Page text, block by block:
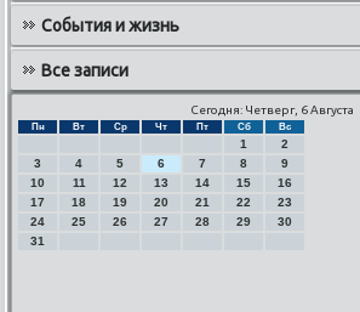
События и жизнь
Все записи
Сегодня: Четверг, 6 Августа
Пн Вт Ср Чт Пт Сб Вс
1
2
3
4 5 6 7 8
9
10
11 12 13 14 15
16
17
18 19 20 21 22
23
24
25 26 27 28 29
30
31